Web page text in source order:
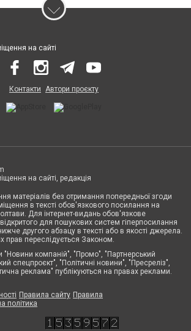
на сайті
Контакти Автори проєкту
на сайті, редакція
матеріалів без отримання попередньої згоди
в тексті обов'язкового посилання на
Для інтернет-видань обов'язкове
для пошукових систем гіперпосилання
другого абзацу в тексті або в якості джерела.
прав переслідується Законом.
"Новини компаній", "Промо", "Партнерський
спецпроєкт", "Політичні новини", "Пресреліз",
реклама" публікуються на правах реклами.
Правила сайту Правила
політика